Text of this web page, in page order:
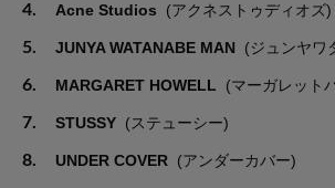
4. Acne Studios (アクネストゥディオズ)
5. JUNYA WATANABE MAN (ジュンヤワ
6. MARGARET HOWELL (マーガレット
7. STUSSY (ステューシー)
8. UNDER COVER (アンダーカバー)